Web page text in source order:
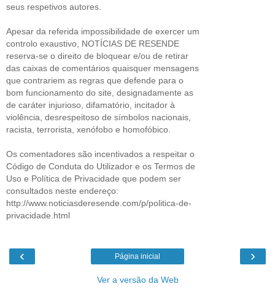
seus respetivos autores.
Apesar da referida impossibilidade de exercer um
controlo exaustivo, NOTÍCIAS DE RESENDE
reserva-se o direito de bloquear e/ou de retirar
das caixas de comentários quaisquer mensagens
que contrariem as regras que defende para o
bom funcionamento do site, designadamente as
de caráter injurioso, difamatório, incitador à
violência, desrespeitoso de símbolos nacionais,
racista, terrorista, xenófobo e homofóbico.
Os comentadores são incentivados a respeitar o
Código de Conduta do Utilizador e os Termos de
Uso e Política de Privacidade que podem ser
consultados neste endereço:
http://www.noticiasderesende.com/p/politica-de-
privacidade.html
‹ ›
Página inicial
Ver a versão da Web